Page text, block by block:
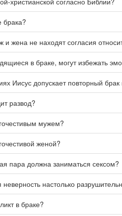
брака?
и жена не находят согласия
в браке, могут избежать
Иисус допускает повторный
развод?
мужем?
женой?
пара должна заниматься сексом?
настолько
в браке?